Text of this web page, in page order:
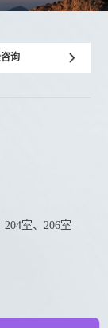
询
室、206室